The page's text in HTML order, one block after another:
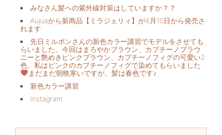
みなさん髪への紫外線対策はしていますか？？
Aujuaから新商品【ミラジェリィ】が4月10日から発売さ
れます
先日ミルボンさんの新色カラー講習でモデルをさせても
らいました。今回はまろやかブラウン、カプチーノブラウ
ニーと艶めきピンクブラウン、カプチーノフィグの可愛い2
色。私はピンクのカプチーノフィグで染めてもらいました
まだまだ朝晩寒いですが、髪は春色です♪
新色カラー講習
Instagram